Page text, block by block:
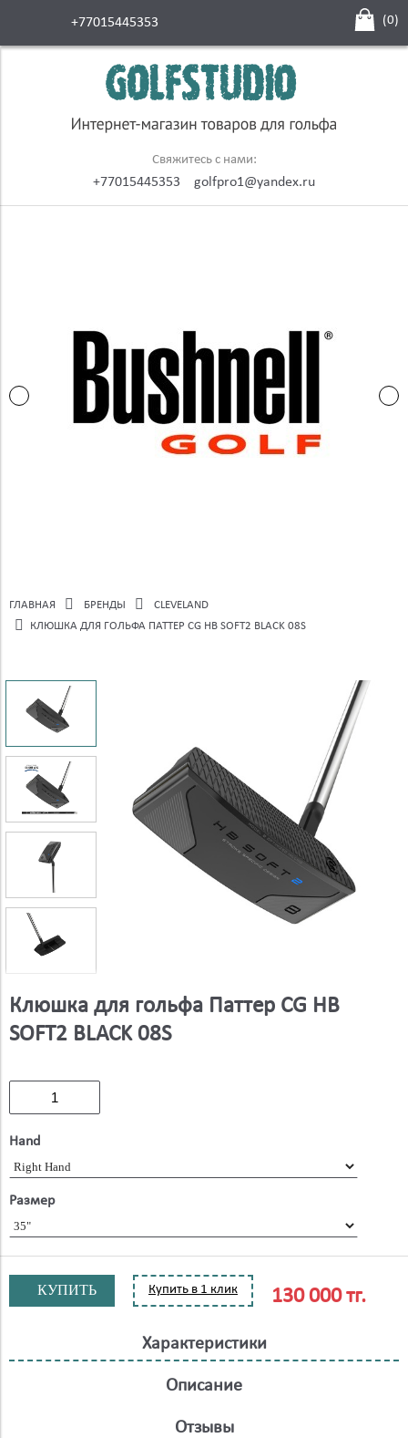
+77015445353 (0)
Свяжитесь с нами:
+77015445353 golfpro1@yandex.ru
ГЛАВНАЯ БРЕНДЫ
CLEVELAND
КЛЮШКА ДЛЯ ГОЛЬФА ПАТТЕР CG HB SOFT2 BLACK 08S
Клюшка для гольфа Паттер CG HB
SOFT2 BLACK 08S
Hand
Размер
КУПИТЬ Купить в 1 клик 130 000 тг.
Характеристики
Описание
Отзывы